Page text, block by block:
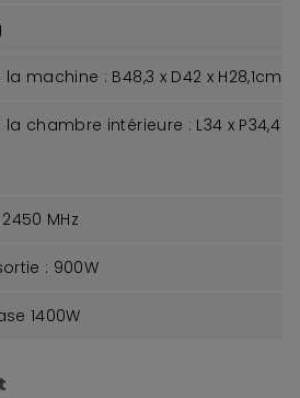
machine : B48,3 x D42 x H28,1cm
chambre intérieure : L34 x P34,4
MHz
: 900W
1400W